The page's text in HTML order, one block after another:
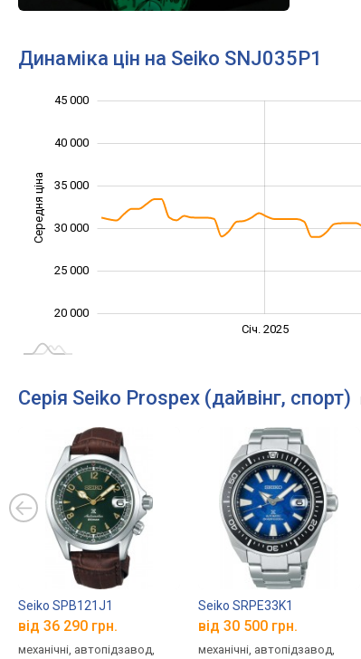
Динаміка цін на Seiko SNJ035P1
Середня ціна
20 000
25 000
30 000
35 000
40 000
45 000
Січ. 2025
Серія Seiko Prospex (дайвінг, спорт)
Seiko SPB121J1
від 36 290 грн.
механічні, автопідзавод,
Seiko SRPE33K1
від 30 500 грн.
механічні, автопідзавод,